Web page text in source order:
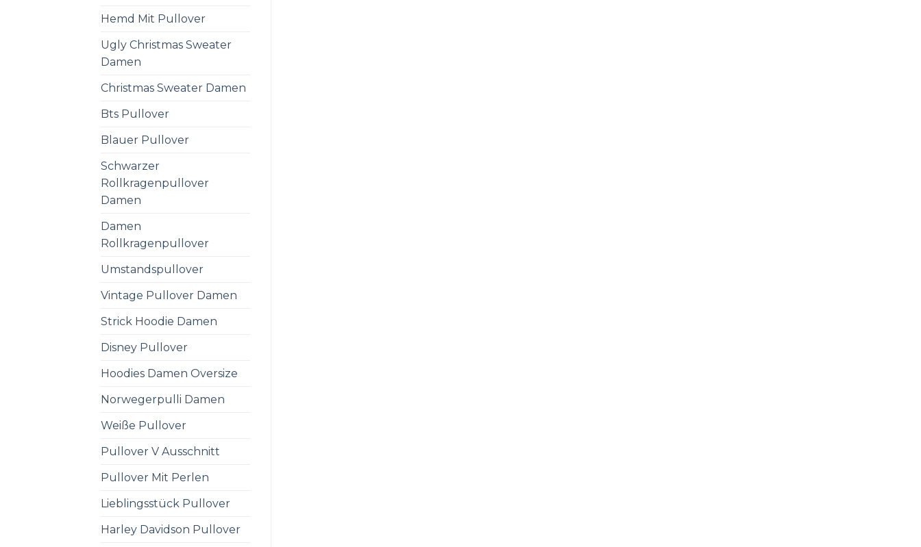
Hemd Mit Pullover
Ugly Christmas Sweater
Damen
Christmas Sweater Damen
Bts Pullover
Blauer Pullover
Schwarzer
Rollkragenpullover
Damen
Damen
Rollkragenpullover
Umstandspullover
Vintage Pullover Damen
Strick Hoodie Damen
Disney Pullover
Hoodies Damen Oversize
Norwegerpulli Damen
Weiße Pullover
Pullover V Ausschnitt
Pullover Mit Perlen
Lieblingsstück Pullover
Harley Davidson Pullover